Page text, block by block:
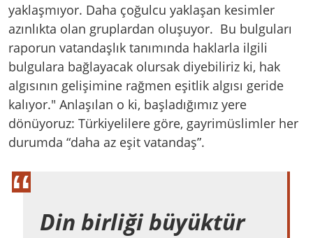
yaklaşmıyor. Daha çoğulcu yaklaşan kesimler
azınlıkta olan gruplardan oluşuyor. Bu bulguları
raporun vatandaşlık tanımında haklarla ilgili
bulgulara bağlayacak olursak diyebiliriz ki, hak
algısının gelişimine rağmen eşitlik algısı geride
kalıyor." Anlaşılan o ki, başladığımız yere
dönüyoruz: Türkiyelilere göre, gayrimüslimler her
durumda “daha az eşit vatandaş”.
Din birliği büyüktür